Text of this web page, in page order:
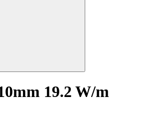
19.2 W/m